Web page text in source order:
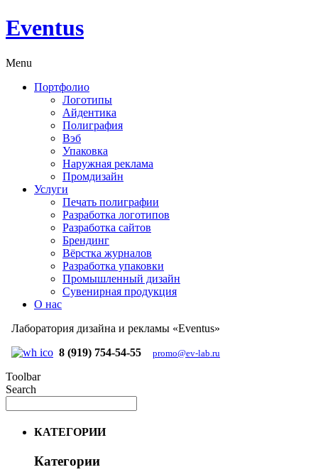
Eventus
Menu
Портфолио
Логотипы
Айдентика
Полиграфия
Вэб
Упаковка
Наружная реклама
Промдизайн
Услуги
Печать полиграфии
Разработка логотипов
Разработка сайтов
Брендинг
Вёрстка журналов
Разработка упаковки
Промышленный дизайн
Сувенирная продукция
О нас
Лаборатория дизайна и рекламы «Eventus»
8 (919) 754-54-55
promo@ev-lab.ru
Toolbar
Search
КАТЕГОРИИ
Категории